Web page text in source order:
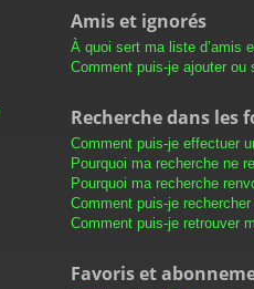
Amis et ignorés
À quoi sert ma liste d’amis
Comment puis-je ajouter ou
Recherche dans les
Comment puis-je effectuer
Pourquoi ma recherche ne
Pourquoi ma recherche
Comment puis-je
Comment puis-je retrouver
Favoris et